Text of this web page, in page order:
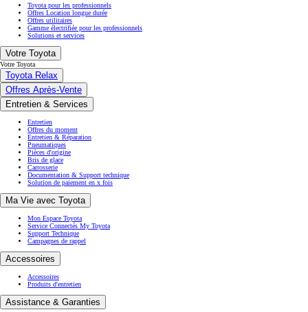
Toyota pour les professionnels
Offres Location longue durée
Offres utilitaires
Gamme électrifiée pour les professionnels
Solutions et services
Votre Toyota
Votre Toyota
Toyota Relax
Offres Après-Vente
Entretien & Services
Entretien
Offres du moment
Entretien & Réparation
Pneumatiques
Pièces d'origine
Bris de glace
Carrosserie
Documentation & Support technique
Solution de paiement en x fois
Ma Vie avec Toyota
Mon Espace Toyota
Service Connectés My Toyota
Support Technique
Campagnes de rappel
Accessoires
Accessoires
Produits d'entretien
Assistance & Garanties